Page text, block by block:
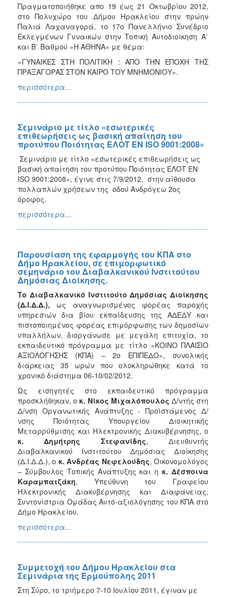
Πραγματοποιήθηκε απο 19 έως 21 Οκτωβρίου 2012,
στο Πολυχώρο του Δήμου Ηρακλείου στην πρώην
Παλιά Λαχαναγορά, το 17ο Πανελλήνιο Συνέδριο
Εκλεγμένων Γυναικών στην Τοπική Αυτοδιοίκηση Α΄
και Β΄ Βαθμού «Η ΑΘΗΝΑ» με θέμα:
«ΓΥΝΑΙΚΕΣ ΣΤΗ ΠΟΛΙΤΙΚΗ : ΑΠΟ ΤΗΝ ΕΠΟΧΗ ΤΗΣ
ΠΡΑΞΑΓΟΡΑΣ ΣΤΟΝ ΚΑΙΡΟ ΤΟΥ ΜΝΗΜΟΝΙΟΥ».
περισσότερα...
Σεμινάριο με τίτλο «εσωτερικές
επιθεωρήσεις ως βασική απαίτηση του
προτύπου Ποιότητας ΕΛΟΤ ΕΝ ISO 9001:2008»
Σεμινάριο με τίτλο «εσωτερικές επιθεωρήσεις ως
βασική απαίτηση του προτύπου Ποιότητας ΕΛΟΤ ΕΝ
ISO 9001:2008», έγινε στις 7/9/2012, στην αίθουσα
πολλαπλών χρήσεων της οδού Ανδρόγεω 2ος
όροφος.
περισσότερα...
Παρουσίαση της εφαρμογής του ΚΠΑ στο
Δήμο Ηρακλείου, σε επιμορφωτικό
σεμηνάριο του Διαβαλκανικού Ινστιτούτου
Δημόσιας Διοίκησης.
Το Διαβαλκανικό Ινστιτούτο Δημόσιας Διοίκησης
(Δ.Ι.Δ.Δ.), ως αναγνωρισμένος φορέας παροχής
υπηρεσιών δια βίου εκπαίδευσης της ΑΔΕΔΥ και
πιστοποιημένος φορέας επιμόρφωσης των δημοσίων
υπαλλήλων, διοργάνωσε με μεγάλη επιτυχία, το
εκπαιδευτικό πρόγραμμα με τίτλο «ΚΟΙΝΟ ΠΛΑΙΣΙΟ
ΑΞΙΟΛΟΓΗΣΗΣ (ΚΠΑ) – 2ο ΕΠΙΠΕΔΟ», συνολικής
διάρκειας 35 ωρών που ολοκληρώθηκε κατά το
χρονικό διάστημα 06-10/02/2012.
Ως εισηγητές στο εκπαιδευτικό πρόγραμμα
προσκλήθηκαν, οκ. Νίκος Μιχαλόπουλος Δ/ντής στη
Δ/νση Οργανωτικής Ανάπτυξης - Προϊστάμενος Δ/
νσης Ποιότητας Υπουργείου Διοικητικής
Μεταρρύθμισης και Ηλεκτρονικής Διακυβέρνησης, ο
κ. Δημήτρης Στεφανίδης, Διευθυντής
Διαβαλκανικού Ινστιτούτου Δημόσιας Διοίκησης
(Δ.Ι.Δ.Δ.), ο κ. Ανδρέας Νεφελούδης, Οικονομολόγος
– Σύμβουλος Τοπικής Ανάπτυξης και ηκ. Δέσποινα
Καραμπατζάκη, Υπεύθυνη του Γραφείου
Ηλεκτρονικής Διακυβέρνησης και Διαφάνειας,
Συντονίστρια Ομάδας Αυτό-αξιολόγησης του ΚΠΑ στο
Δήμο Ηρακλείου.
περισσότερα...
Συμμετοχή του Δήμου Ηρακλείου στα
Σεμινάρια της Ερμούπολης 2011
Στη Σύρο, το τριήμερο 7-10 Ιουλίου 2011, έγιναν με